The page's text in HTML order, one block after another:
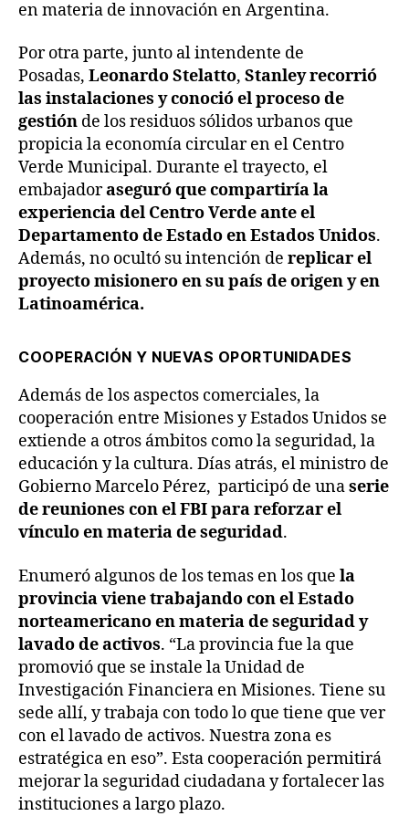
en materia de innovación en Argentina.
Por otra parte, junto al intendente de
Posadas, Leonardo Stelatto, Stanley recorrió
las instalaciones y conoció el proceso de
gestión de los residuos sólidos urbanos que
propicia la economía circular en el Centro
Verde Municipal. Durante el trayecto, el
embajadoraseguró que compartiría la
experiencia del Centro Verde ante el
Departamento de Estado en Estados Unidos.
Además, no ocultó su intención de replicar el
proyecto misionero en su país de origen y en
Latinoamérica.
COOPERACIÓN Y NUEVAS OPORTUNIDADES
Además de los aspectos comerciales, la
cooperación entre Misiones y Estados Unidos se
extiende a otros ámbitos como la seguridad, la
educación y la cultura. Días atrás, el ministro de
Gobierno Marcelo Pérez, participó de unaserie
de reuniones con el FBI para reforzar el
vínculo en materia de seguridad.
Enumeró algunos de los temas en los que la
provincia viene trabajando con el Estado
norteamericano en materia de seguridad y
lavado de activos. “La provincia fue la que
promovió que se instale la Unidad de
Investigación Financiera en Misiones. Tiene su
sede allí, y trabaja con todo lo que tiene que ver
con el lavado de activos. Nuestra zona es
estratégica en eso”. Esta cooperación permitirá
mejorar la seguridad ciudadana y fortalecer las
instituciones a largo plazo.